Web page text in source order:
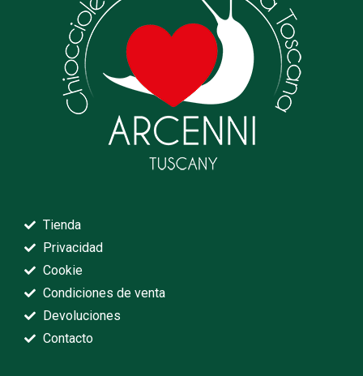
Tienda
Privacidad
Cookie
Condiciones de venta
Devoluciones
Contacto